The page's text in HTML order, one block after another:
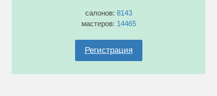
салонов: 8143
мастеров: 14465
Регистрация